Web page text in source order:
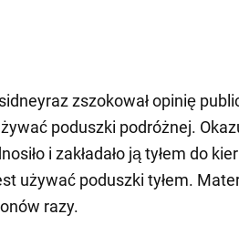
zszokował opinię
poduszki podróżnej.
i zakładało ją tyłem do
używać poduszki tyłem.
razy.